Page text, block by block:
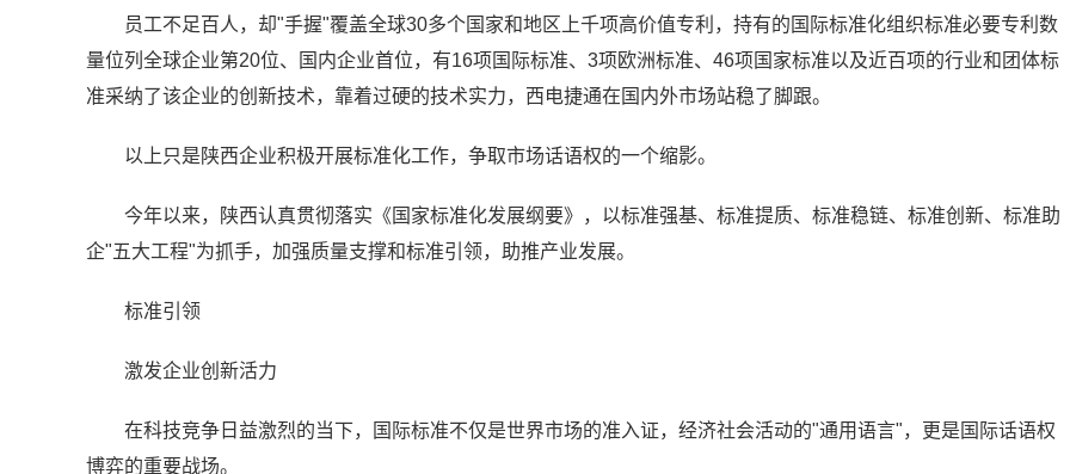
员工不足百人，却"手握"覆盖全球30多个国家和地区上千项高价值专利，持有的国际标准化组织标准必要专利数
量位列全球企业第20位、国内企业首位，有16项国际标准、3项欧洲标准、46项国家标准以及近百项的行业和团体标
准采纳了该企业的创新技术，靠着过硬的技术实力，西电捷通在国内外市场站稳了脚跟。
以上只是陕西企业积极开展标准化工作，争取市场话语权的一个缩影。
今年以来，陕西认真贯彻落实《国家标准化发展纲要》，以标准强基、标准提质、标准稳链、标准创新、标准助
企"五大工程"为抓手，加强质量支撑和标准引领，助推产业发展。
标准引领
激发企业创新活力
在科技竞争日益激烈的当下，国际标准不仅是世界市场的准入证，经济社会活动的"通用语言"，更是国际话语权
博弈的重要战场。